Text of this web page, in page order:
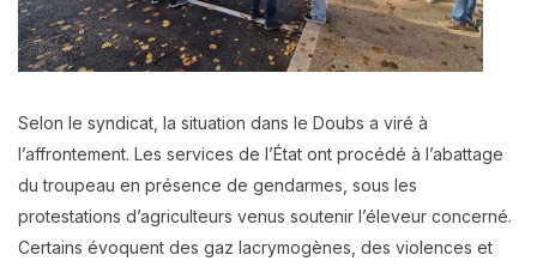
Selon le syndicat, la situation dans le Doubs a viré à
l’affrontement. Les services de l’État ont procédé à l’abattage
du troupeau en présence de gendarmes, sous les
protestations d’agriculteurs venus soutenir l’éleveur concerné.
Certains évoquent des gaz lacrymogènes, des violences et